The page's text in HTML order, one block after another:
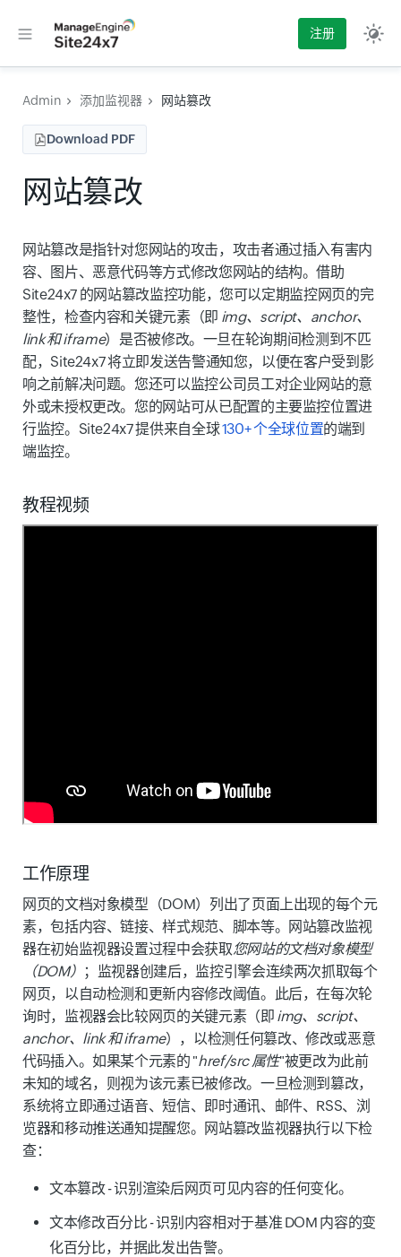
注册
Admin 添加监视器 网站篡改
Download PDF
网站篡改
网站篡改是指针对您网站的攻击，攻击者通过插入有害内
容、图片、恶意代码等方式修改您网站的结构。借助
Site24x7 的网站篡改监控功能，您可以定期监控网页的完
整性，检查内容和关键元素（即 img、script、anchor、
link 和 iframe）是否被修改。一旦在轮询期间检测到不匹
配，Site24x7 将立即发送告警通知您，以便在客户受到影
响之前解决问题。您还可以监控公司员工对企业网站的意
外或未授权更改。您的网站可从已配置的主要监控位置进
行监控。Site24x7 提供来自全球130+ 个全球位置的端到
端监控。
教程视频
工作原理
网页的文档对象模型（DOM）列出了页面上出现的每个元
素，包括内容、链接、样式规范、脚本等。网站篡改监视
器在初始监视器设置过程中会获取您网站的文档对象模型
（DOM） ；监视器创建后，监控引擎会连续两次抓取每个
网页，以自动检测和更新内容修改阈值。此后，在每次轮
询时，监视器会比较网页的关键元素（即 img、script、
anchor、link 和 iframe），以检测任何篡改、修改或恶意
代码插入。如果某个元素的 "href/src 属性"被更改为此前
未知的域名，则视为该元素已被修改。一旦检测到篡改，
系统将立即通过语音、短信、即时通讯、邮件、RSS、浏
览器和移动推送通知提醒您。网站篡改监视器执行以下检
查：
文本篡改- 识别渲染后网页可见内容的任何变化。
文本修改百分比 - 识别内容相对于基准 DOM 内容的变
化百分比，并据此发出告警。